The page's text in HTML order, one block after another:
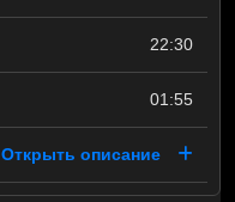
22:30
01:55
Открыть описание